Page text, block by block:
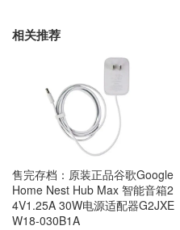
相关推荐
售完存档：原装正品谷歌Google
Home Nest Hub Max 智能音箱2
4V1.25A 30W电源适配器G2JXE
W18-030B1A